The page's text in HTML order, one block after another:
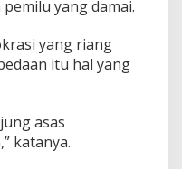
yang damai.
yang riang
itu hal yang
asas
katanya.